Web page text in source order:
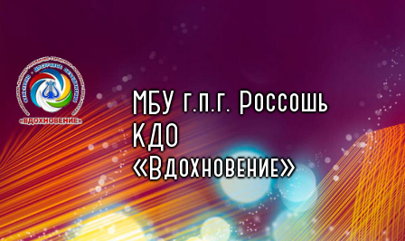
МБУ г.п.г. Россошь
КДО
«Вдохновение»